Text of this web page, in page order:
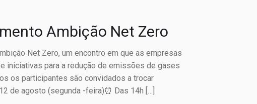
Ambição Net Zero
Net Zero, um encontro em que as empresas
iniciativas para a redução de emissões de gases
os participantes são convidados a trocar
de agosto (segunda -feira)⏰ Das 14h […]